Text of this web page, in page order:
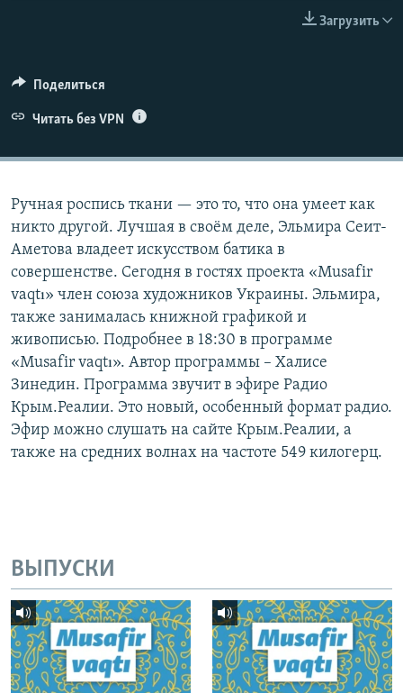
ELIFBE
УКРАИНСКАЯ ПРОБЛЕМА КРЫМА
Загрузить
Поделиться
Читать без VPN
Ручная роспись ткани — это то, что она умеет как
никто другой. Лучшая в своём деле, Эльмира Сеит-
Аметова владеет искусством батика в
совершенстве. Сегодня в гостях проекта «Musafir
vaqtı» член союза художников Украины. Эльмира,
также занималась книжной графикой и
живописью. Подробнее в 18:30 в программе
«Musafir vaqtı». Автор программы –​ Халисе
Зинедин. Программа звучит в эфире Радио
Крым.Реалии. Это новый, особенный формат радио.
Эфир можно слушать на сайте Крым.Реалии, а
также на средних волнах на частоте 549 килогерц.
ВЫПУСКИ